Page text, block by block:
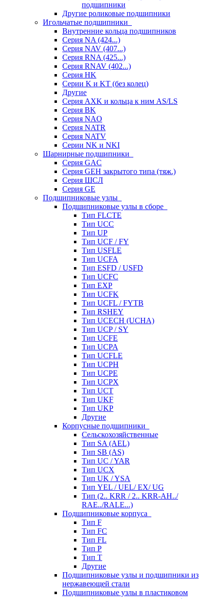
подшипники
Другие роликовые подшипники
Игольчатые подшипники
Внутренние кольца подшипников
Серия NA (424...)
Серия NAV (407...)
Серия RNA (425...)
Серия RNAV (402...)
Серия HK
Серии K и KT (без колец)
Другие
Серия AXK и кольца к ним AS/LS
Серия BK
Серия NAO
Серия NATR
Серия NATV
Серии NK и NKI
Шарнирные подшипники
Серия GAC
Серия GEH закрытого типа (тяж.)
Серия ШСЛ
Серия GE
Подшипниковые узлы
Подшипниковые узлы в сборе
Тип FLCTE
Тип UCC
Тип UP
Тип UCF / FY
Тип USFLE
Тип UCFA
Тип ESFD / USFD
Тип UCFC
Тип EXP
Тип UCFK
Тип UCFL / FYTB
Тип RSHEY
Тип UCECH (UCHA)
Тип UCP / SY
Тип UCFE
Тип UCPA
Тип UCFLE
Тип UCPH
Тип UCPE
Тип UCPX
Тип UCT
Тип UKF
Тип UKP
Другие
Корпусные подшипники
Сельскохозяйственные
Тип SA (AEL)
Тип SB (AS)
Тип UC / YAR
Тип UCX
Тип UK / YSA
Тип YEL / UEL/ EX/ UG
Тип (2.. KRR / 2.. KRR-AH../
RAE../RALE...)
Подшипниковые корпуса
Тип F
Тип FC
Тип FL
Тип P
Тип T
Другие
Подшипниковые узлы и подшипники из
нержавеющей стали
Подшипниковые узлы в пластиковом